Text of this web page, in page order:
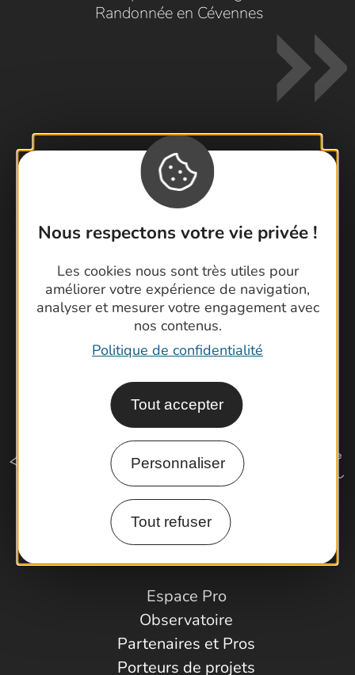
Nous respectons votre vie privée !
Les cookies nous sont très utiles pour
améliorer votre expérience de navigation,
analyser et mesurer votre engagement avec
nos contenus.
Politique de confidentialité
Tout accepter
Personnaliser
Tout refuser
Randonnée en Cévennes
Contactez-nous !
Foire aux questions
Brochures
Cartoguides et Topoguides
Latitude Gard
Comment venir ?
Espace Pro
Observatoire
Partenaires et Pros
Porteurs de projets